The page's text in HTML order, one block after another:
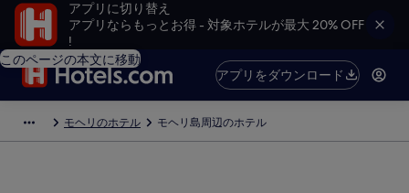
アプリに切り替え
アプリならもっとお得 - 対象ホテルが最大 20% OFF
!
このページの本文に移動
アプリをダウンロード
モヘリのホテル モヘリ島周辺のホテル